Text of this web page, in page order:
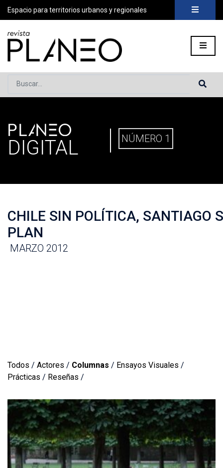
Espacio para territorios urbanos y regionales
Buscar...
PORTADA »PLANEO DIGITAL »PLANEO 1 | CHILE SIN
PLANEO
DIGITAL
NÚMERO 1
CHILE SIN POLÍTICA, SANTIAGO
PLAN
MARZO 2012
Todos / Actores / Columnas / Ensayos Visuales /
Prácticas / Reseñas /